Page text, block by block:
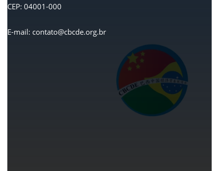
CEP: 04001-000
E-mail: contato@cbcde.org.br